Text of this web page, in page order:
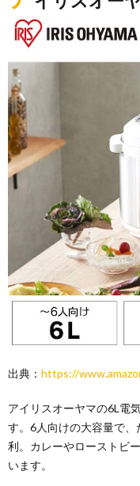
出典： https://
アイリスオーヤマの6L電
す。6人向けの大容量で
利。カレーやローストビ
います。